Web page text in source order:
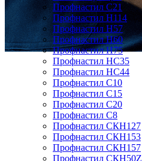
Профнастил C21
Профнастил Н114
Профнастил Н57
Профнастил Н60
Профнастил Н75
Профнастил НС35
Профнастил НС44
Профнастил С10
Профнастил С15
Профнастил С20
Профнастил С8
Профнастил СКН127
Профнастил СКН153
Профнастил СКН157
Профнастил СКН50Z